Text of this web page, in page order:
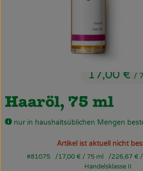
Tiefkühlprodukte
Naturwaren
Drogerie
Haaröl, 75 ml
nur in haushaltsüblichen Mengen
17,00 € /
Artikel ist aktuell nicht
#81075 17,00 € / 75 ml 226,67 € / l
Handelsklasse II